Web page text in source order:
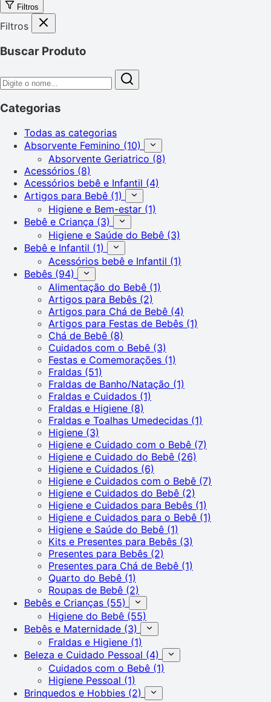
Filtros
Filtros
Buscar Produto
Categorias
Todas as categorias
Absorvente Feminino (10)
Absorvente Geriatrico (8)
Acessórios (8)
Acessórios bebê e Infantil (4)
Artigos para Bebê (1)
Higiene e Bem-estar (1)
Bebê e Criança (3)
Higiene e Saúde do Bebê (3)
Bebê e Infantil (1)
Acessórios bebê e Infantil (1)
Bebês (94)
Alimentação do Bebê (1)
Artigos para Bebês (2)
Artigos para Chá de Bebê (4)
Artigos para Festas de Bebês (1)
Chá de Bebê (8)
Cuidados com o Bebê (3)
Festas e Comemorações (1)
Fraldas (51)
Fraldas de Banho/Natação (1)
Fraldas e Cuidados (1)
Fraldas e Higiene (8)
Fraldas e Toalhas Umedecidas (1)
Higiene (3)
Higiene e Cuidado com o Bebê (7)
Higiene e Cuidado do Bebê (26)
Higiene e Cuidados (6)
Higiene e Cuidados com o Bebê (7)
Higiene e Cuidados do Bebê (2)
Higiene e Cuidados para Bebês (1)
Higiene e Cuidados para o Bebê (1)
Higiene e Saúde do Bebê (1)
Kits e Presentes para Bebês (3)
Presentes para Bebês (2)
Presentes para Chá de Bebê (1)
Quarto do Bebê (1)
Roupas de Bebê (2)
Bebês e Crianças (55)
Higiene do Bebê (55)
Bebês e Maternidade (3)
Fraldas e Higiene (1)
Beleza e Cuidado Pessoal (4)
Cuidados com o Bebê (1)
Higiene Pessoal (1)
Brinquedos e Hobbies (2)